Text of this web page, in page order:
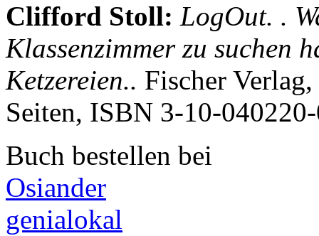
Clifford Stoll: LogOut. .
Klassenzimmer zu suchen
Ketzereien.. Fischer
Seiten, ISBN 3-10-
Buch bestellen bei
Osiander
genialokal